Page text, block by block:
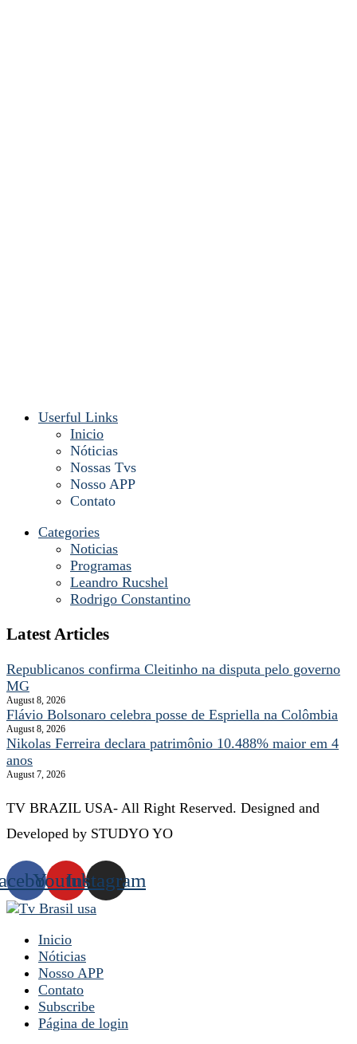
Userful Links
Inicio
Nóticias
Nossas Tvs
Nosso APP
Contato
Categories
Noticias
Programas
Leandro Rucshel
Rodrigo Constantino
Latest Articles
Republicanos confirma Cleitinho na disputa pelo governo
MG
August 8, 2026
Flávio Bolsonaro celebra posse de Espriella na Colômbia
August 8, 2026
Nikolas Ferreira declara patrimônio 10.488% maior em 4
anos
August 7, 2026
TV BRAZIL USA- All Right Reserved. Designed and
Developed by STUDYO YO
YoutubeInstagram
Inicio
Nóticias
Nosso APP
Contato
Subscribe
Página de login